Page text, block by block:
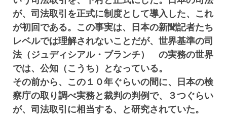
が、司法取引を正式に制度として導入した、これ
が初回である。この事実は、日本の新聞記者たち
レベルでは理解されないことだが、世界基準の司
法（ジュディシアル・ブランチ） の実務の世界
では、公知（こうち）となっている。
その前から、この１０年ぐらいの間に、日本の検
察庁の取り調べ実務と裁判の判例で、３つぐらい
が、司法取引に相当する、と研究されていた。